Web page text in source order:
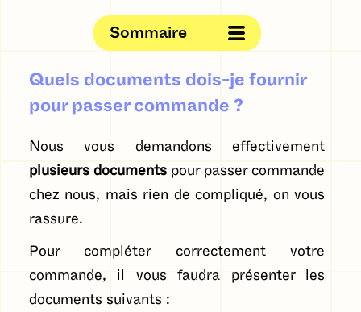
Sommaire
Quels documents dois-je fournir
pour passer commande ?
Nous vous demandons effectivement
plusieurs documents pour passer commande
chez nous, mais rien de compliqué, on vous
rassure.
Pour compléter correctement votre
commande, il vous faudra présenter les
documents suivants :